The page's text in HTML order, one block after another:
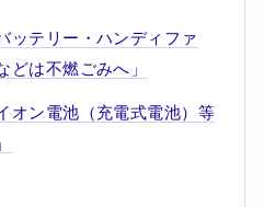
ッテリー・ハンディファ
どは不燃ごみへ」
オン電池（充電式電池）等